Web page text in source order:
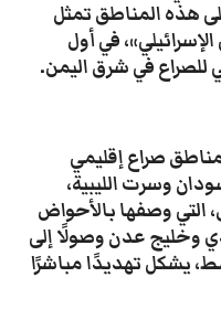
هذه المناطق تمثل
في أول
في شرق اليمن.
صراع إقليمي
وسرت الليبية،
التي وصفها بالأحواض
وخليج عدن وصولًا إلى
يشكل تهديدًا مباشرًا